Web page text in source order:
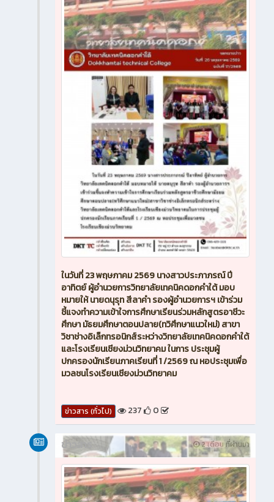
ในวันที่ 23 พฤษภาคม 2569 นางสาวประภาภรณ์ ปี
อาทิตย์ ผู้อำนวยการวิทยาลัยเทคนิคดอกคำใต้ มอบ
หมายให้ นายดนุรุท สีลาคำ รองผู้อำนวยการฯ เข้าร่วม
ชี้แจงทำความเข้าใจการศึกษาเรียนร่วมหลักสูตรอาชีวะ
ศึกษา มัธยมศึกษาตอนปลาย(ทวิศึกษาแนวใหม่) สาขา
วิชาช่างอิเล็กทรอนิกส์ระหว่างวิทยาลัยเทคนิคดอกคำใต้
และโรงเรียนเชียงม่วนวิทยาคม ในการ ประชุมผู้
ปกครองนักเรียนภาคเรียนที่ 1 /2569 ณ หอประชุมเพื่อ
มวลชนโรงเรียนเชียงม่วนวิทยาคม
ข่าวสาร (ทั่วไป) 237 0
2 เดือน ที่ผ่านมา
ข่าวสาร